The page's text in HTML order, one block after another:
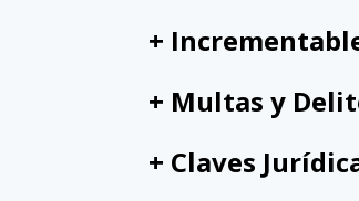
+
+ Multas y
+ Claves